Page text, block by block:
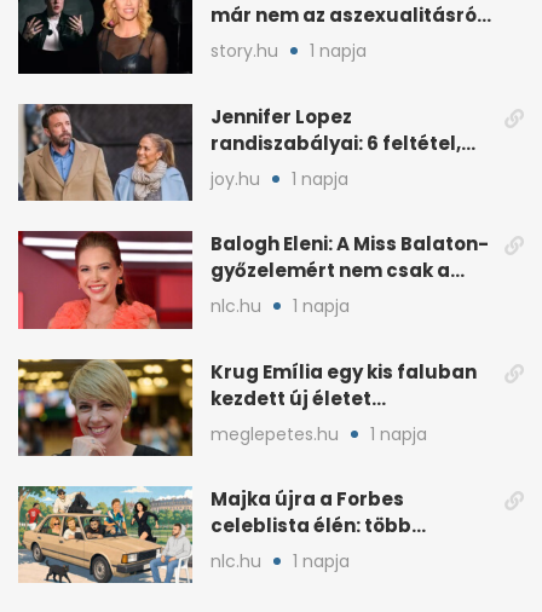
már nem az aszexualitásról
ír dalt
story.hu 1 napja
Jennifer Lopez
randiszabályai: 6 feltétel,
amit a párjától elvár
joy.hu 1 napja
Balogh Eleni: A Miss Balaton-
győzelemért nem csak a
külseje számított
nlc.hu 1 napja
Krug Emília egy kis faluban
kezdett új életet
szakemberrel
meglepetes.hu 1 napja
Majka újra a Forbes
celeblista élén: több
váratlan név az
élmezőnyben
nlc.hu 1 napja